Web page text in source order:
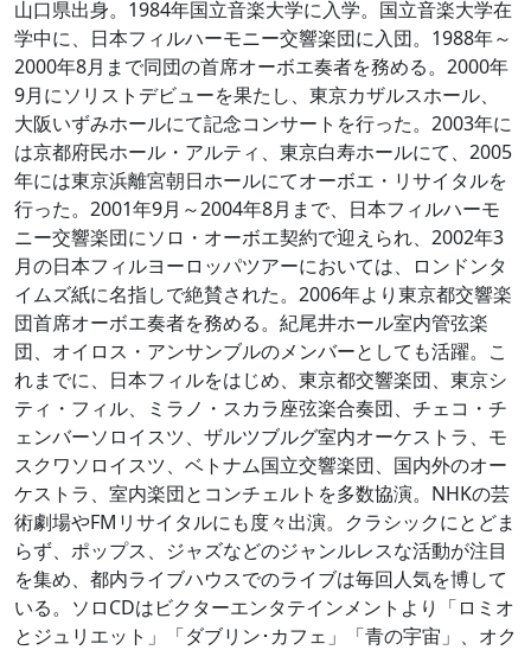
山口県出身。1984年国立音楽大学に入学。国立音楽大学在
学中に、日本フィルハーモニー交響楽団に入団。1988年～
2000年8月まで同団の首席オーボエ奏者を務める。2000年
9月にソリストデビューを果たし、東京カザルスホール、
大阪いずみホールにて記念コンサートを行った。2003年に
は京都府民ホール・アルティ、東京白寿ホールにて、2005
年には東京浜離宮朝日ホールにてオーボエ・リサイタルを
行った。2001年9月～2004年8月まで、日本フィルハーモ
ニー交響楽団にソロ・オーボエ契約で迎えられ、2002年3
月の日本フィルヨーロッパツアーにおいては、ロンドンタ
イムズ紙に名指しで絶賛された。2006年より東京都交響楽
団首席オーボエ奏者を務める。紀尾井ホール室内管弦楽
団、オイロス・アンサンブルのメンバーとしても活躍。こ
れまでに、日本フィルをはじめ、東京都交響楽団、東京シ
ティ・フィル、ミラノ・スカラ座弦楽合奏団、チェコ・チ
ェンバーソロイスツ、ザルツブルグ室内オーケストラ、モ
スクワソロイスツ、ベトナム国立交響楽団、国内外のオー
ケストラ、室内楽団とコンチェルトを多数協演。NHKの芸
術劇場やFMリサイタルにも度々出演。クラシックにとどま
らず、ポップス、ジャズなどのジャンルレスな活動が注目
を集め、都内ライブハウスでのライブは毎回人気を博して
いる。ソロCDはビクターエンタテインメントより「ロミオ
とジュリエット」「ダブリン･カフェ」「青の宇宙」、オク